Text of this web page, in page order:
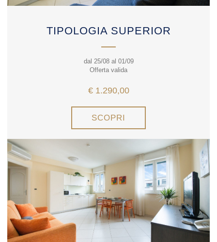
TIPOLOGIA SUPERIOR
dal 25/08 al 01/09
Offerta valida
€ 1.290,00
SCOPRI